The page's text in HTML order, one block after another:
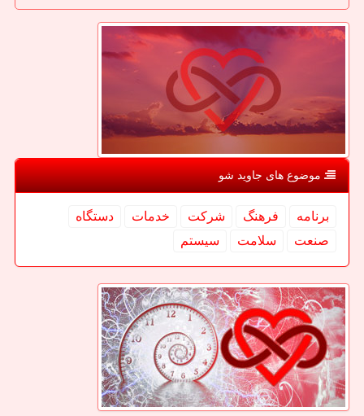
موضوع های جاوید شو
برنامه فرهنگ شركت خدمات
دستگاه
صنعت
سلامت سیستم